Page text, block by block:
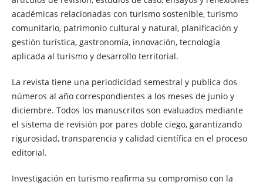
académicas relacionadas con turismo sostenible, turismo
comunitario, patrimonio cultural y natural, planificación y
gestión turística, gastronomía, innovación, tecnología
aplicada al turismo y desarrollo territorial.
La revista tiene una periodicidad semestral y publica dos
números al año correspondientes a los meses de junio y
diciembre. Todos los manuscritos son evaluados mediante
el sistema de revisión por pares doble ciego, garantizando
rigurosidad, transparencia y calidad científica en el proceso
editorial.
Investigación en turismo reafirma su compromiso con la